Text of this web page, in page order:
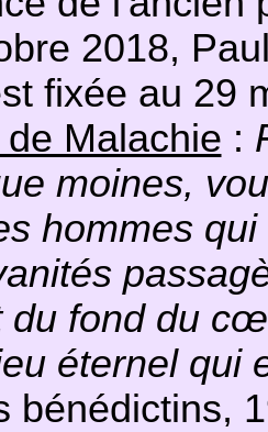
2018,
fixée au 29
Malachie :
moines,
hommes
du fond du
éternel qui
bénédictins,